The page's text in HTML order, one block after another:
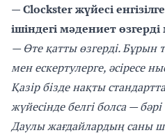
— Clockster жүйесі
ішіндегі мәдениет өзгерді
— Өте қатты өзгерді. Бұрын
мен ескертулерге, әсіресе
Қазір бізде нақты
жүйесінде белгі болса —
Даулы жағдайлардың саны